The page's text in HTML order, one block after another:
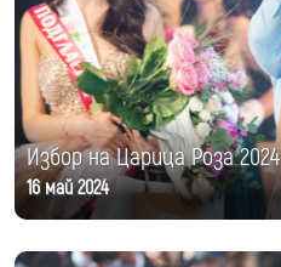
Избор на Царица Роза 2024
16 май 2024